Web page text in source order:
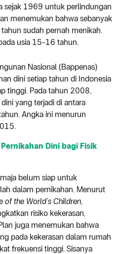
sejak 1969 untuk perlindungan
menemukan bahwa sebanyak
sudah pernah menikah.
usia 15-16 tahun.
Nasional (Bappenas)
dini setiap tahun di Indonesia
tinggi. Pada tahun 2008,
yang terjadi di antara
Angka ini menurun
Dini bagi Fisik
belum siap untuk
dalam pernikahan. Menurut
of the World’s Children,
risiko kekerasan,
juga menemukan bahwa
pada kekerasan dalam rumah
frekuensi tinggi. Sisanya